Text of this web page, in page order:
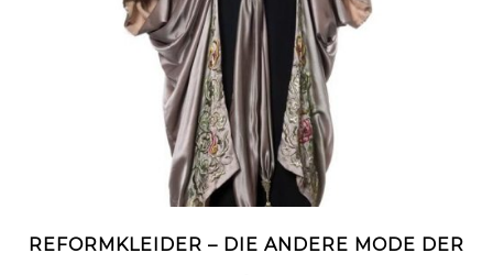
REFORMKLEIDER – DIE ANDERE MODE DER